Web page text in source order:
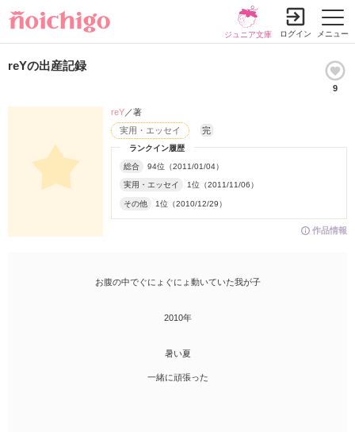
メニュー
ジュニア文庫 ログイン
reYの出産記録
9
作品情報
ランクイン履歴
総合 94位（2011/01/04）
実用・エッセイ 1位（2011/11/06）
その他 1位（2010/12/29）
実用・エッセイ 完
reY／著
お腹の中でぐにょぐにょ動いていた我が子
2010年
暑い夏
一緒に頑張った